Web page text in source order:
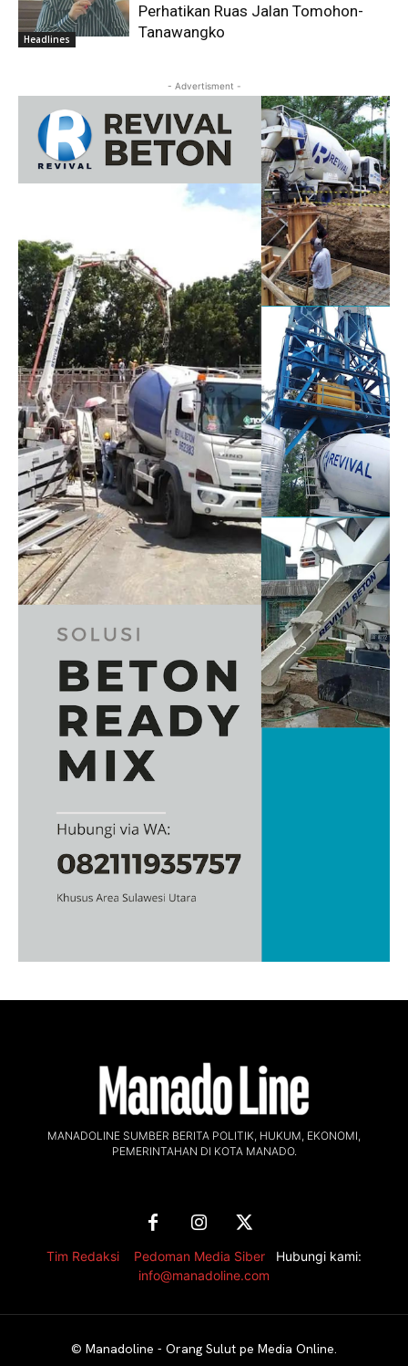
Headlines
Perhatikan Ruas Jalan Tomohon-
Tanawangko
- Advertisment -
MANADOLINE SUMBER BERITA POLITIK, HUKUM, EKONOMI,
PEMERINTAHAN DI KOTA MANADO.
Tim Redaksi Pedoman Media Siber
Hubungi kami:
info@manadoline.com
© Manadoline - Orang Sulut pe Media Online.